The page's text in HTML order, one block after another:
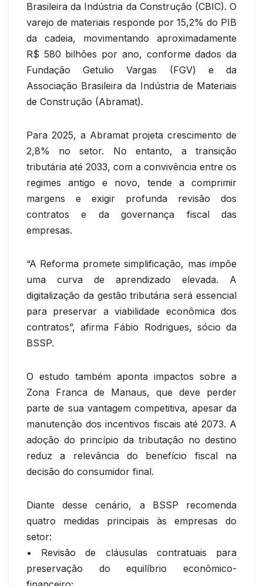
Brasileira da Indústria da Construção (CBIC). O
varejo de materiais responde por 15,2% do PIB
da cadeia, movimentando aproximadamente
R$ 580 bilhões por ano, conforme dados da
Fundação Getulio Vargas (FGV) e da
Associação Brasileira da Indústria de Materiais
de Construção (Abramat).
Para 2025, a Abramat projeta crescimento de
2,8% no setor. No entanto, a transição
tributária até 2033, com a convivência entre os
regimes antigo e novo, tende a comprimir
margens e exigir profunda revisão dos
contratos e da governança fiscal das
empresas.
“A Reforma promete simplificação, mas impõe
uma curva de aprendizado elevada. A
digitalização da gestão tributária será essencial
para preservar a viabilidade econômica dos
contratos”, afirma Fábio Rodrigues, sócio da
BSSP.
O estudo também aponta impactos sobre a
Zona Franca de Manaus, que deve perder
parte de sua vantagem competitiva, apesar da
manutenção dos incentivos fiscais até 2073. A
adoção do princípio da tributação no destino
reduz a relevância do benefício fiscal na
decisão do consumidor final.
Diante desse cenário, a BSSP recomenda
quatro medidas principais às empresas do
setor:
• Revisão de cláusulas contratuais para
preservação do equilíbrio econômico-